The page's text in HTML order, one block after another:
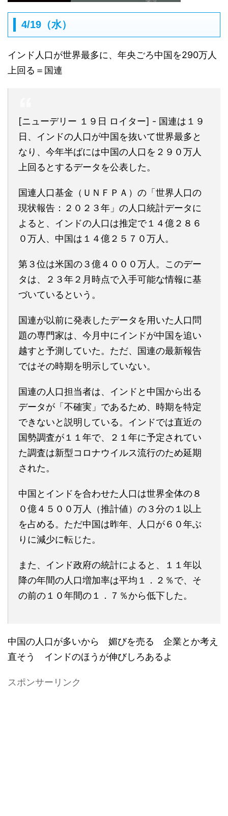
4/19（水）
インド人口が世界最多に、年央ごろ中国を290万人
上回る＝国連
[ニューデリー １９日 ロイター] - 国連は１９
日、インドの人口が中国を抜いて世界最多と
なり、今年半ばには中国の人口を２９０万人
上回るとするデータを公表した。
国連人口基金（ＵＮＦＰＡ）の「世界人口の
現状報告：２０２３年」の人口統計データに
よると、インドの人口は推定で１４億２８６
０万人、中国は１４億２５７０万人。
第３位は米国の３億４０００万人。このデー
タは、２３年２月時点で入手可能な情報に基
づいているという。
国連が以前に発表したデータを用いた人口問
題の専門家は、今月中にインドが中国を追い
越すと予測していた。ただ、国連の最新報告
ではその時期を明示していない。
国連の人口担当者は、インドと中国から出る
データが「不確実」であるため、時期を特定
できないと説明している。インドでは直近の
国勢調査が１１年で、２１年に予定されてい
た調査は新型コロナウイルス流行のため延期
された。
中国とインドを合わせた人口は世界全体の８
０億４５００万人（推計値）の３分の１以上
を占める。ただ中国は昨年、人口が６０年ぶ
りに減少に転じた。
また、インド政府の統計によると、１１年以
降の年間の人口増加率は平均１．２％で、そ
の前の１０年間の１．７％から低下した。
中国の人口が多いから 媚びを売る 企業とか考え
直そう インドのほうが伸びしろあるよ
スポンサーリンク